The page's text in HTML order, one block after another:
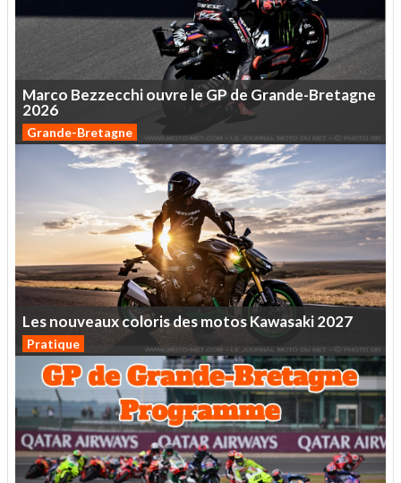
Noir et gris
Giant"
Garantie
4 ans pièces et MO
(extension de 24 mois
incluse de série)
4 ans pièces et MO
(extension de 24 mois
incluse de série)
Intervalles
révision
15 000 km ou 24 mois
17 490 euros
(+ 500 € pour noir/gris
"RR22")
21 990 euros
Marco Bezzecchiouvre leGPde Grande-Bretagne
2026
Grande-Bretagne
LesnouveauxcolorisdesmotosKawasaki2027
Pratique